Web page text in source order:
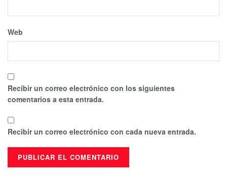
Web
Recibir un correo electrónico con los siguientes
comentarios a esta entrada.
Recibir un correo electrónico con cada nueva entrada.